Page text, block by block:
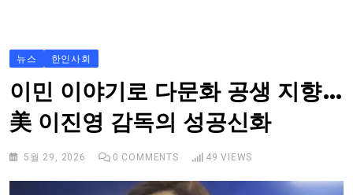
뉴스 한인사회
이민 이야기로 다문화 공생 지향…
美 이진영 감독의 성공신화
5월 29, 2026 0 COMMENTS 49 VIEWS